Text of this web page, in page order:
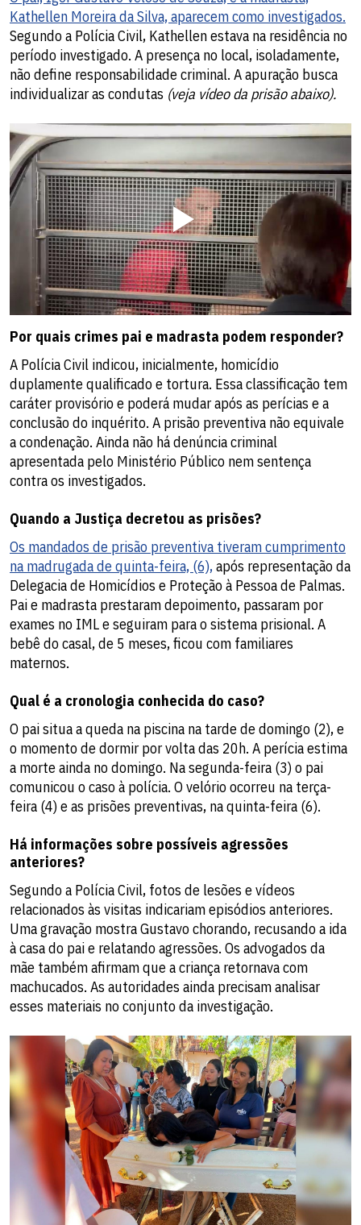
Kathellen Moreira da Silva, aparecem como investigados.
Segundo a Polícia Civil, Kathellen estava na residência no
período investigado. A presença no local, isoladamente,
não define responsabilidade criminal. A apuração busca
individualizar as condutas (veja vídeo da prisão abaixo).
Por quais crimes pai e madrasta podem responder?
A Polícia Civil indicou, inicialmente, homicídio
duplamente qualificado e tortura. Essa classificação tem
caráter provisório e poderá mudar após as perícias e a
conclusão do inquérito. A prisão preventiva não equivale
a condenação. Ainda não há denúncia criminal
apresentada pelo Ministério Público nem sentença
contra os investigados.
Quando a Justiça decretou as prisões?
Os mandados de prisão preventiva tiveram cumprimento
na madrugada de quinta-feira, (6),após representação da
Delegacia de Homicídios e Proteção à Pessoa de Palmas.
Pai e madrasta prestaram depoimento, passaram por
exames no IML e seguiram para o sistema prisional. A
bebê do casal, de 5 meses, ficou com familiares
maternos.
Qual é a cronologia conhecida do caso?
O pai situa a queda na piscina na tarde de domingo (2), e
o momento de dormir por volta das 20h. A perícia estima
a morte ainda no domingo. Na segunda-feira (3) o pai
comunicou o caso à polícia. O velório ocorreu na terça-
feira (4) e as prisões preventivas, na quinta-feira (6).
Há informações sobre possíveis agressões
anteriores?
Segundo a Polícia Civil, fotos de lesões e vídeos
relacionados às visitas indicariam episódios anteriores.
Uma gravação mostra Gustavo chorando, recusando a ida
à casa do pai e relatando agressões. Os advogados da
mãe também afirmam que a criança retornava com
machucados. As autoridades ainda precisam analisar
esses materiais no conjunto da investigação.